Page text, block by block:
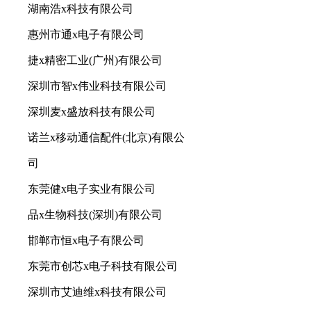
湖南浩x科技有限公司
惠州市通x电子有限公司
捷x精密工业(广州)有限公司
深圳市智x伟业科技有限公司
深圳麦x盛放科技有限公司
诺兰x移动通信配件(北京)有限公
司
东莞健x电子实业有限公司
品x生物科技(深圳)有限公司
邯郸市恒x电子有限公司
东莞市创芯x电子科技有限公司
深圳市艾迪维x科技有限公司